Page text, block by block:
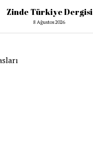
Zinde Türkiye Dergisi
8 Ağustos 2026